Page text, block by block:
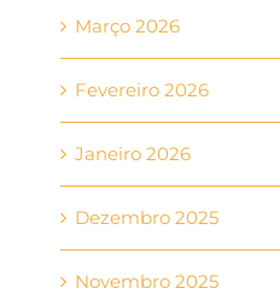
Março 2026
Fevereiro 2026
Janeiro 2026
Dezembro 2025
Novembro 2025